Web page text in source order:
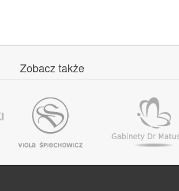
Zobacz także